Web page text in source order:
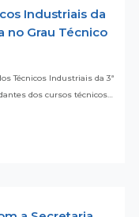
Industriais da
no Grau Técnico
Técnicos Industriais da 3ª
dos cursos técnicos…